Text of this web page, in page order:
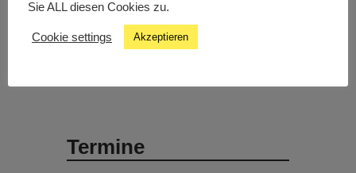
Studiochat
Termine
Sie ALL diesen Cookies zu.
Cookie settings Akzeptieren